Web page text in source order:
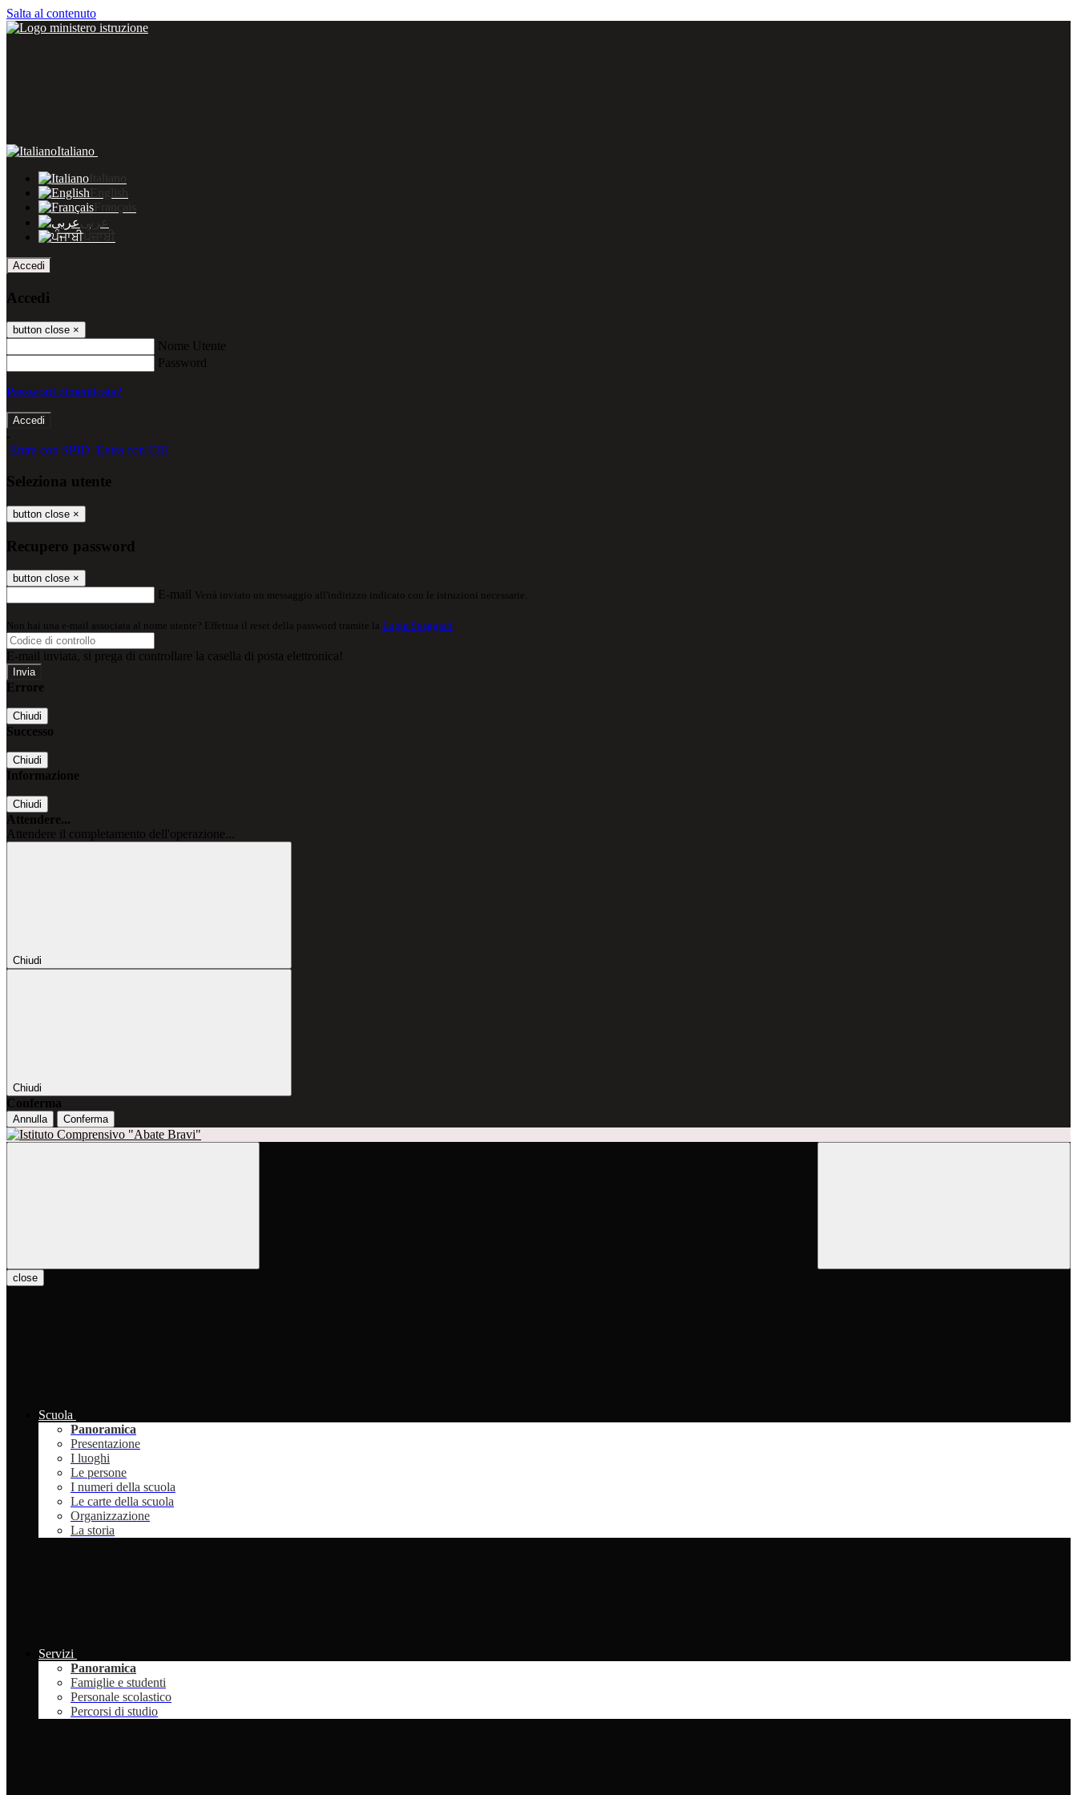
Salta al contenuto
Italiano
Italiano
English
Français
عربى
ਪੰਜਾਬੀ
Accedi
Accedi
button close ×
Nome Utente
Password
Password dimenticata?
-
Entra con SPID Entra con CIE
Seleziona utente
button close ×
Recupero password
button close ×
E-mail Verrà inviato un messaggio all'indirizzo indicato con le istruzioni necessarie.
Non hai una e-mail associata al nome utente? Effettua il reset della password tramite la Login Spaggiari
E-mail inviata, si prega di controllare la casella di posta elettronica!
Errore
Chiudi
Successo
Chiudi
Informazione
Chiudi
Attendere...
Attendere il completamento dell'operazione...
Chiudi
Chiudi
Conferma
Annulla Conferma
close
Scuola
Panoramica
Presentazione
I luoghi
Le persone
I numeri della scuola
Le carte della scuola
Organizzazione
La storia
Servizi
Panoramica
Famiglie e studenti
Personale scolastico
Percorsi di studio